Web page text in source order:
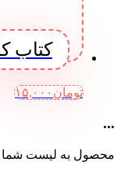
کتاب
تومان ۱۵,۰۰۰
...
محصول به لیست شما